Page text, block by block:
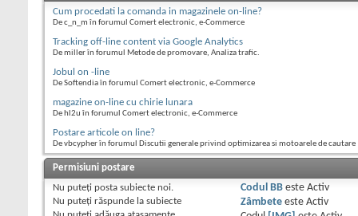
Cum procedati la comanda in magazinele on-line?
De c_n_m în forumul Comert electronic, e-Commerce
Tracking off-line content via Google Analytics
De miller în forumul Metode de promovare, Analiza trafic.
Jobul on -line
De Softendia în forumul Comert electronic, e-Commerce
magazine on-line cu chirie lunara
De hl2u în forumul Comert electronic, e-Commerce
Postare articole on line?
De vbcypher în forumul Discutii generale privind optimizarea si motoarele de cautare
Permisiuni postare
Nu puteţi posta subiecte noi.
Nu puteţi răspunde la subiecte
Codul BBeste Activ
Zâmbeteeste Activ